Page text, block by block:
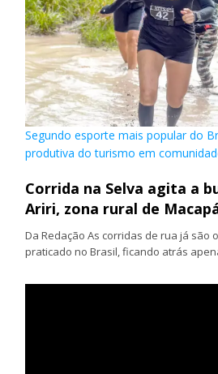
Segundo esporte mais popular do
produtiva do turismo em
Corrida na Selva agita a
Ariri, zona rural de
Da Redação As corridas de rua já são
praticado no Brasil, ficando atrás